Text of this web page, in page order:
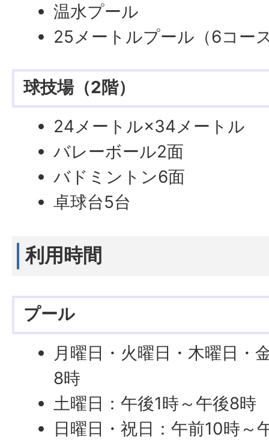
温水プール
25メートルプール（6コー
球技場（2階）
24メートル×34メートル
バレーボール2面
バドミントン6面
卓球台5台
利用時間
プール
月曜日・火曜日・木曜日・
8時
土曜日：午後1時～午後8時
日曜日・祝日：午前10時～